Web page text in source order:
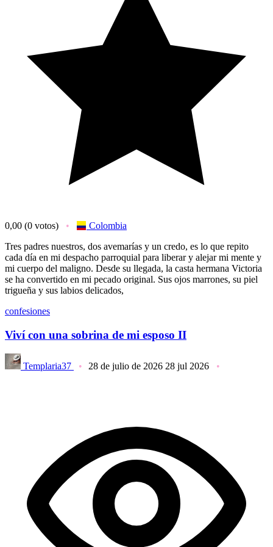
0,00 (0 votos)
Colombia
Tres padres nuestros, dos avemarías y un credo, es lo que repito
cada día en mi despacho parroquial para liberar y alejar mi mente y
mi cuerpo del maligno. Desde su llegada, la casta hermana Victoria
se ha convertido en mi pecado original. Sus ojos marrones, su piel
trigueña y sus labios delicados,
confesiones
Viví con una sobrina de mi esposo II
Templaria37 28 de julio de 2026 28 jul 2026